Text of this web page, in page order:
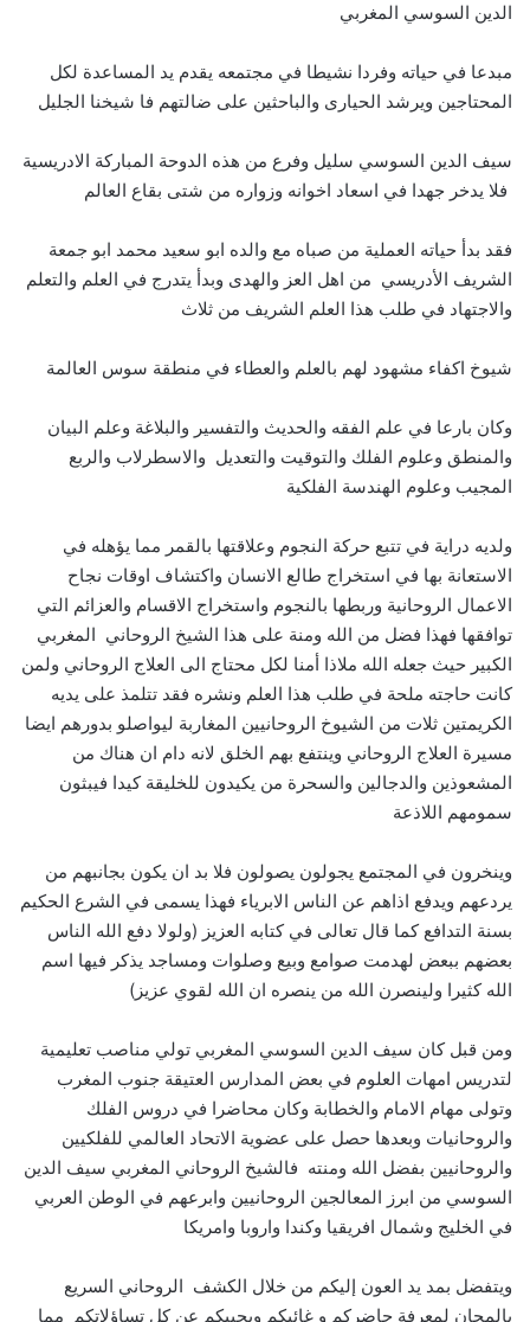
الدين السوسي المغربي
مبدعا في حياته وفردا نشيطا في مجتمعه يقدم يد المساعدة لكل
المحتاجين ويرشد الحيارى والباحثين على ضالتهم فا شيخنا الجليل
سيف الدين السوسي سليل وفرع من هذه الدوحة المباركة الادريسية
فلا يدخر جهدا في اسعاد اخوانه وزواره من شتى بقاع العالم
فقد بدأ حياته العملية من صباه مع والده ابو سعيد محمد ابو جمعة
الشريف الأدريسي من اهل العز والهدى وبدأ يتدرج في العلم والتعلم
والاجتهاد في طلب هذا العلم الشريف من ثلاث
شيوخ اكفاء مشهود لهم بالعلم والعطاء في منطقة سوس العالمة
وكان بارعا في علم الفقه والحديث والتفسير والبلاغة وعلم البيان
والمنطق وعلوم الفلك والتوقيت والتعديل والاسطرلاب والربع
المجيب وعلوم الهندسة الفلكية
ولديه دراية في تتبع حركة النجوم وعلاقتها بالقمر مما يؤهله في
الاستعانة بها في استخراج طالع الانسان واكتشاف اوقات نجاح
الاعمال الروحانية وربطها بالنجوم واستخراج الاقسام والعزائم التي
توافقها فهذا فضل من الله ومنة على هذا الشيخ الروحاني المغربي
الكبير حيث جعله الله ملاذا أمنا لكل محتاج الى العلاج الروحاني ولمن
كانت حاجته ملحة في طلب هذا العلم ونشره فقد تتلمذ على يديه
الكريمتين ثلات من الشيوخ الروحانيين المغاربة ليواصلو بدورهم ايضا
مسيرة العلاج الروحاني وينتفع بهم الخلق لانه دام ان هناك من
المشعوذين والدجالين والسحرة من يكيدون للخليقة كيدا فيبثون
سمومهم اللاذعة
وينخرون في المجتمع يجولون يصولون فلا بد ان يكون بجانبهم من
يردعهم ويدفع اذاهم عن الناس الابرياء فهذا يسمى في الشرع الحكيم
بسنة التدافع كما قال تعالى في كتابه العزيز (ولولا دفع الله الناس
بعضهم ببعض لهدمت صوامع وبيع وصلوات ومساجد يذكر فيها اسم
الله كثيرا ولينصرن الله من ينصره ان الله لقوي عزيز)
ومن قبل كان سيف الدين السوسي المغربي تولي مناصب تعليمية
لتدريس امهات العلوم في بعض المدارس العتيقة جنوب المغرب
وتولى مهام الامام والخطابة وكان محاضرا في دروس الفلك
والروحانيات وبعدها حصل على عضوية الاتحاد العالمي للفلكيين
والروحانيين بفضل الله ومنته فالشيخ الروحاني المغربي سيف الدين
السوسي من ابرز المعالجين الروحانيين وابرعهم في الوطن العربي
في الخليج وشمال افريقيا وكندا واروبا وامريكا
ويتفضل بمد يد العون إليكم من خلال الكشف الروحاني السريع
بالمجان لمعرفة حاضركم و غائبكم ويجيبكم عن كل تساؤلاتكم مما